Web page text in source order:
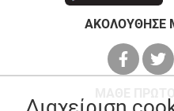
ΑΚΟΛΟΥΘΗΣΕ